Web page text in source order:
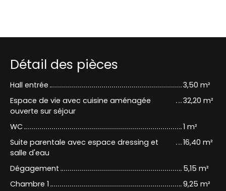
Détail des pièces
Hall entrée
3,50 m²
Espace de vie avec cuisine aménagée
ouverte sur séjour
32,20 m²
WC
1 m²
Suite parentale avec espace dressing et
salle d'eau
16,40 m²
Dégagement
5,15 m²
Chambre 1
9,25 m²